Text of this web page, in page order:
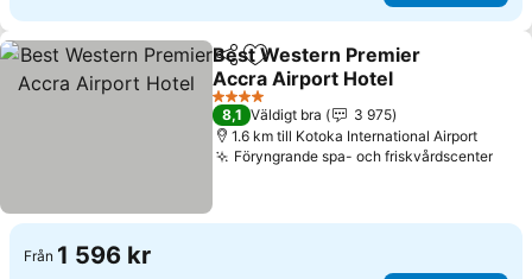
Dela Lägg till i Mina Favoriter
Best Western Premier
Accra Airport Hotel
Se priser
4 Stjärnor
8,1 Väldigt bra
3 975
1.6 km till Kotoka International Airport
Föryngrande spa- och friskvårdscenterSe
Från 1 596 kr